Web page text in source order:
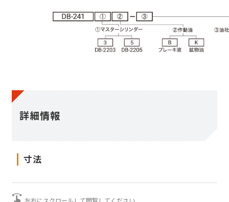
トルクから選ぶ
詳細情報
寸法